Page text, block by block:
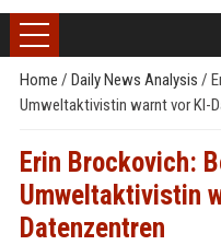
Home / Daily News Analysis /
Umweltaktivistin warnt vor KI-
Erin Brockovich:
Umweltaktivistin
Datenzentren